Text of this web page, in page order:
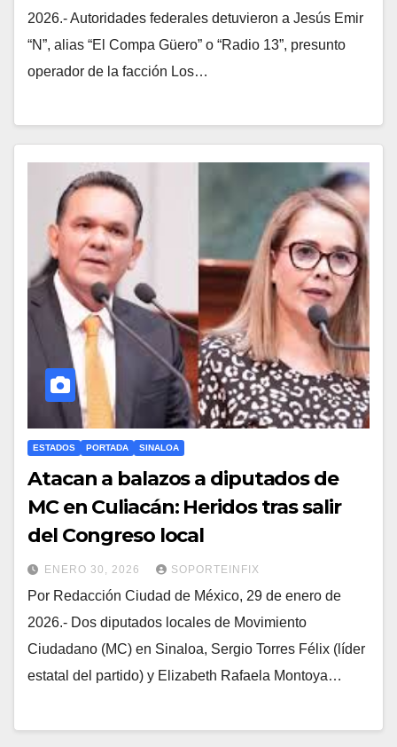
2026.- Autoridades federales detuvieron a Jesús Emir
“N”, alias “El Compa Güero” o “Radio 13”, presunto
operador de la facción Los…
ESTADOS PORTADA SINALOA
Atacan a balazos a diputados de
MC en Culiacán: Heridos tras salir
del Congreso local
ENERO 30, 2026 SOPORTEINFIX
Por Redacción Ciudad de México, 29 de enero de
2026.- Dos diputados locales de Movimiento
Ciudadano (MC) en Sinaloa, Sergio Torres Félix (líder
estatal del partido) y Elizabeth Rafaela Montoya…